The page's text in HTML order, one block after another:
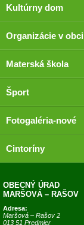
Kultúrny dom
Organizácie v obci
Materská škola
Šport
Fotogaléria-nové
Cintoríny
OBECNÝ ÚRAD
MARŠOVÁ – RAŠOV
Adresa:
Maršová – Rašov 2
013 51 Predmier